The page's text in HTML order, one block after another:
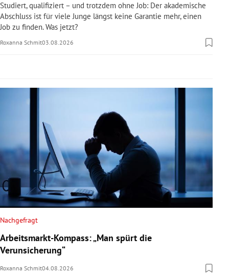
Untermenü
Untermenü
Studiert, qualifiziert – und trotzdem ohne Job: Der akademische
Abschluss ist für viele Junge längst keine Garantie mehr, einen
Job zu finden. Was jetzt?
Roxanna Schmit03.08.2026
Nachgefragt
Arbeitsmarkt-Kompass: „Man spürt die
Verunsicherung“
Roxanna Schmit04.08.2026